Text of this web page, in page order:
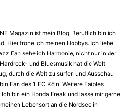
Magazin ist mein Blog. Beruflich bin ich
Hier fröne ich meinen Hobbys. Ich liebe
Fan sehe ich Harmonie, nicht nur in der
und Bluesmusik hat die Welt
durch die Welt zu surfen und Ausschau
Fan des 1. FC Köln. Weitere Faibles
bin ein Honda Freak und lasse mir gerne
Lebensort an die Nordsee in